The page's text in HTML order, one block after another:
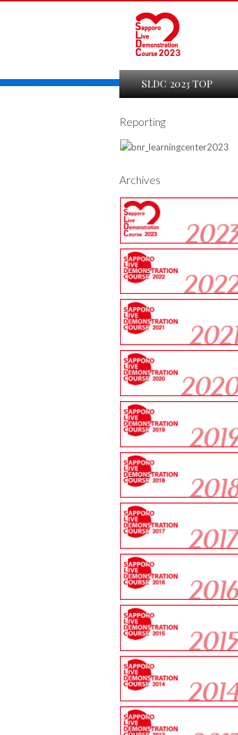
SLDC 2023 TOP
Reporting
Archives